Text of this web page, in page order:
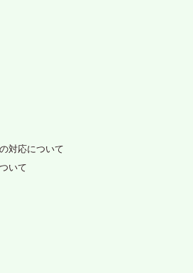
対応について
いて